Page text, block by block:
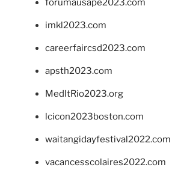
forumausape2023.com
imkl2023.com
careerfaircsd2023.com
apsth2023.com
MedItRio2023.org
lcicon2023boston.com
waitangidayfestival2022.com
vacancesscolaires2022.com